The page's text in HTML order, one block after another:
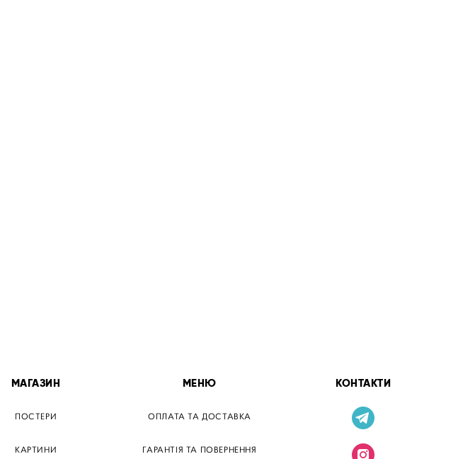
МАГАЗИН
ПОСТЕРИ
КАРТИНИ
МЕНЮ
ОПЛАТА ТА ДОСТАВКА
ГАРАНТІЯ ТА ПОВЕРНЕННЯ
КОНТАКТИ